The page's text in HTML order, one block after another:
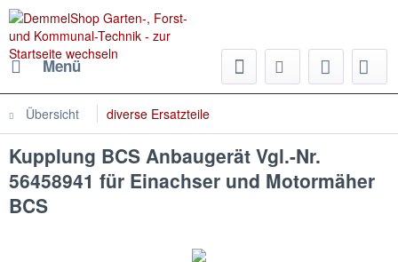
Menü
Übersicht diverse Ersatzteile
Kupplung BCS Anbaugerät Vgl.-Nr.
56458941 für Einachser und Motormäher
BCS